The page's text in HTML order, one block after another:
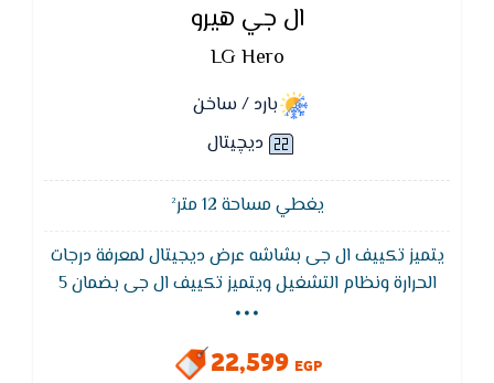
ال جي هيرو
LG Hero
بارد / ساخن
ديچيتال
يغطي مساحة 12 متر²
يتميز تكييف ال جى بشاشه عرض ديجيتال لمعرفة درجات
الحرارة ونظام التشغيل ويتميز تكييف ال جى بضمان 5
سنوات على الجهاز بالكامل ,التميز بخاصية التشغيل
التلقائى وهو اعادة تشغيل نفسه اتوماتيكيا عند عودة
الكهرباء
...
22,599 EGP